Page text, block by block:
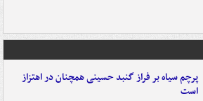
پرچم سیاه بر فراز گنبد حسینی همچنان در اهتزاز
است